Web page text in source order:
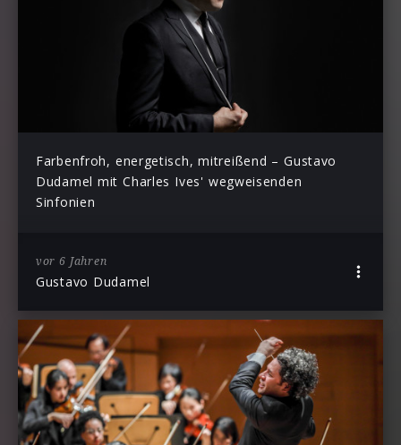
Farbenfroh, energetisch, mitreißend – Gustavo
Dudamel mit Charles Ives' wegweisenden
Sinfonien
vor 6 Jahren
Gustavo Dudamel